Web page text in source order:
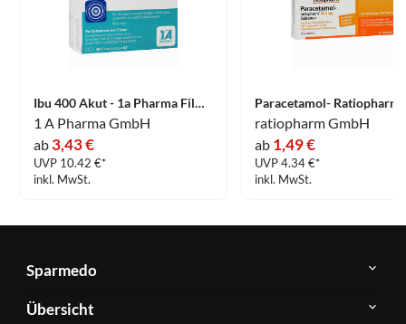
Ibu 400 Akut - 1a Pharma Filmtabletten 50 Stück
1 A Pharma GmbH
ab 3,43 €
UVP 10.42 €*
inkl. MwSt.
ratiopharm GmbH
ab 1,49 €
UVP 4.34 €*
inkl. MwSt.
Sparmedo
Über
Sparmedo
Übersicht